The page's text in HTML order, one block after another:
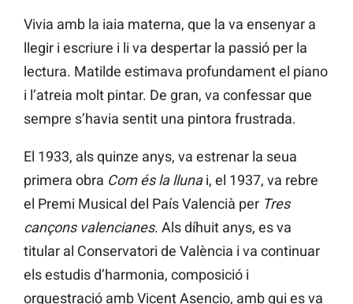
Vivia amb la iaia materna, que la va ensenyar a
llegir i escriure i li va despertar la passió per la
lectura. Matilde estimava profundament el piano
i l’atreia molt pintar. De gran, va confessar que
sempre s’havia sentit una pintora frustrada.
El 1933, als quinze anys, va estrenar la seua
primera obra Com és la llunai, el 1937, va rebre
el Premi Musical del País Valencià per Tres
cançons valencianes. Als díhuit anys, es va
titular al Conservatori de València i va continuar
els estudis d’harmonia, composició i
orquestració amb Vicent Asencio, amb qui es va